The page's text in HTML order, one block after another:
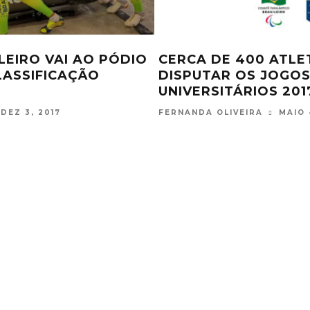
DE TÊNIS
DA FED CUP
BRASIL VENCE O
DESAFIO
DO ANO
FERNANDA OLIVEIRA ABR